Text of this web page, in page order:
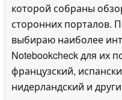
которой собраны
сторонних порталов.
выбираю наиболее
Notebookcheck для их
французский,
нидерландский и